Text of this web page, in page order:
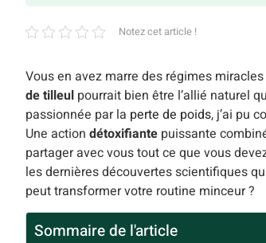
Notez cet article !
Vous en avez marre des régimes
de tilleul pourrait bien être l’allié naturel
passionnée par la perte de poids, j’ai pu
Une action détoxifiante puissante
partager avec vous tout ce que vous
les dernières découvertes scientifiques
peut transformer votre routine minceur ?
Sommaire de l'article